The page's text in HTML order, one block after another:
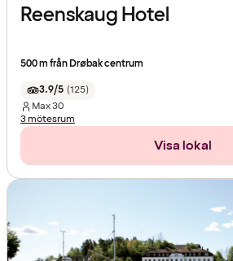
Reenskaug Hotel
500 m från Drøbak centrum
3.9/5 (125)
Max30
3 mötesrum
Visa lokal